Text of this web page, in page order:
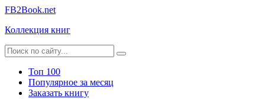
FB2Book.net
Коллекция книг
Топ 100
Популярное за месяц
Заказать книгу